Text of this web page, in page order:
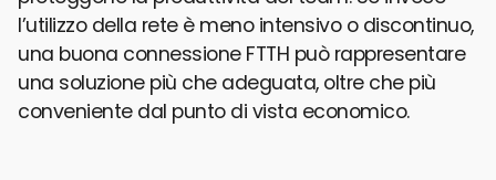
l’utilizzo della rete è meno intensivo o discontinuo,
una buona connessione FTTH può rappresentare
una soluzione più che adeguata, oltre che più
conveniente dal punto di vista economico.